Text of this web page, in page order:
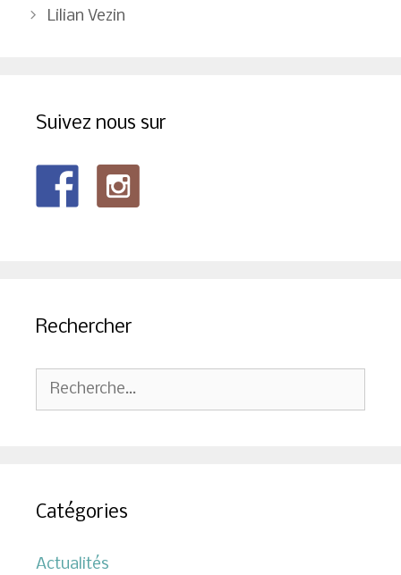
desLilian Vezin
Suivez nous sur
Rechercher
Rechercher :
Catégories
Actualités